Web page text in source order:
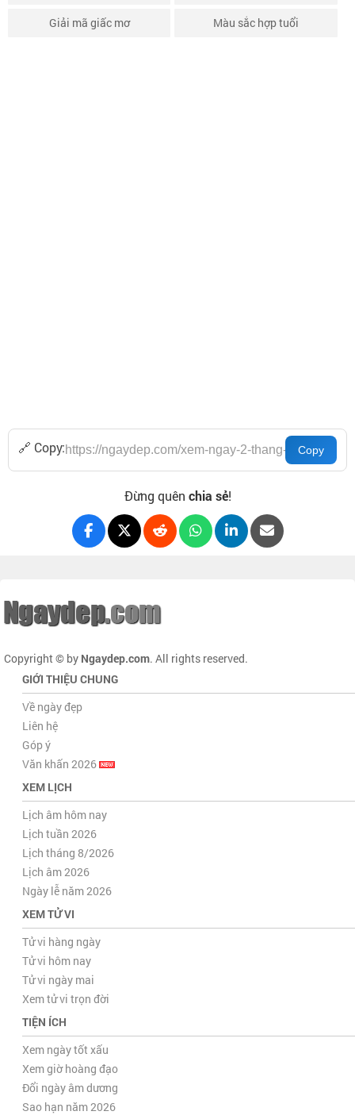
Giải mã giấc mơ Màu sắc hợp tuổi
🔗 Copy:
Đừng quên chia sẻ!
Copyright © by Ngaydep.com. All rights reserved.
GIỚI THIỆU CHUNG
Về ngày đẹp
Liên hệ
Góp ý
Văn khấn 2026
XEM LỊCH
Lịch âm hôm nay
Lịch tuần 2026
Lịch tháng 8/2026
Lịch âm 2026
Ngày lễ năm 2026
XEM TỬ VI
Tử vi hàng ngày
Tử vi hôm nay
Tử vi ngày mai
Xem tử vi trọn đời
TIỆN ÍCH
Xem ngày tốt xấu
Xem giờ hoàng đạo
Đổi ngày âm dương
Sao hạn năm 2026